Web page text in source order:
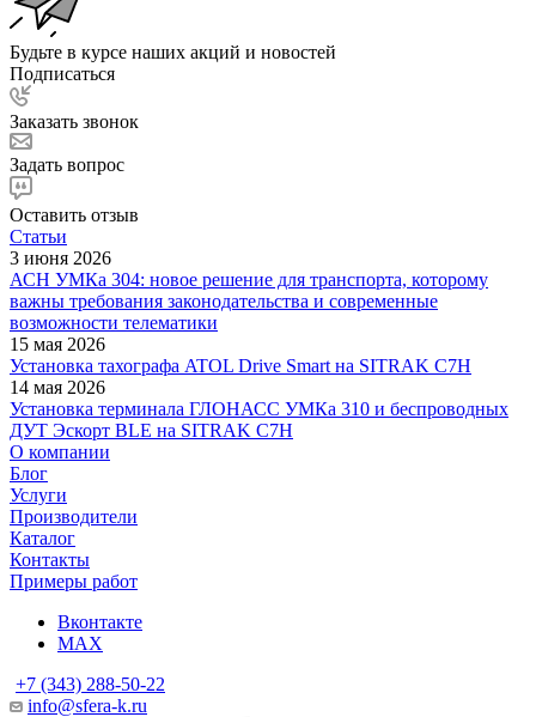
Будьте в курсе наших акций и новостей
Подписаться
Заказать звонок
Задать вопрос
Оставить отзыв
Статьи
3 июня 2026
АСН УМКа 304: новое решение для транспорта, которому
важны требования законодательства и современные
возможности телематики
15 мая 2026
Установка тахографа ATOL Drive Smart на SITRAK C7H
14 мая 2026
Установка терминала ГЛОНАСС УМКа 310 и беспроводных
ДУТ Эскорт BLE на SITRAK C7H
О компании
Блог
Услуги
Производители
Каталог
Контакты
Примеры работ
Вконтакте
MAX
+7 (343) 288-50-22
info@sfera-k.ru